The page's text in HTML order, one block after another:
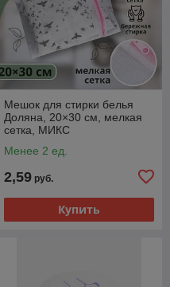
Мешок для стирки белья
Доляна, 20×30 см, мелкая
сетка, МИКС
Менее 2 ед.
2,59 руб.
Купить